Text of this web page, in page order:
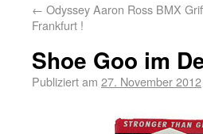
← Odyssey Aaron Ross BMX
Frankfurt !
Shoe Goo im
Publiziert am 27. November 2012